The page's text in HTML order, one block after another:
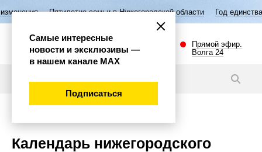
семьи в Нижегородской области Год единства народов России
Прямой эфир.
Волга 24
Календарь нижегородского
Самые интересные
новости и эксклюзивы —
в нашем канале МАХ
Подписаться